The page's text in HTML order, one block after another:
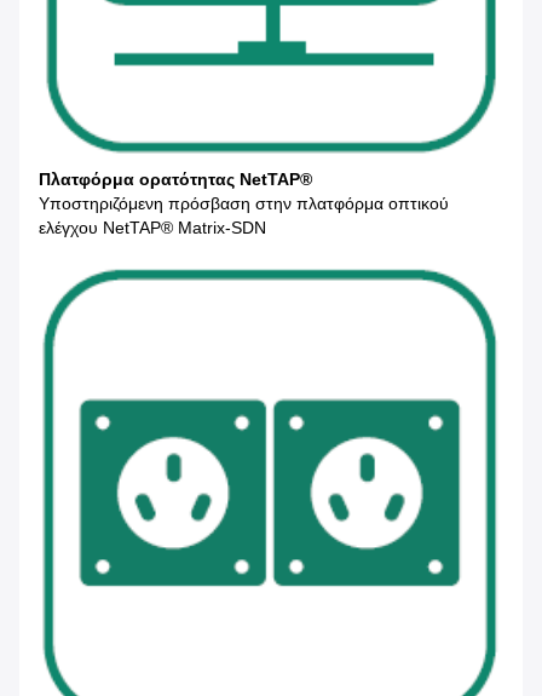
Πλατφόρμα ορατότητας NetTAP®
Υποστηριζόμενη πρόσβαση στην πλατφόρμα οπτικού
ελέγχου NetTAP® Matrix-SDN